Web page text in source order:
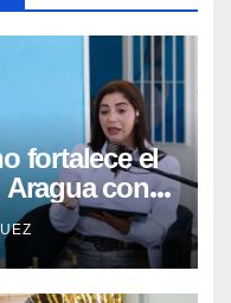
fortalece el
con
CDI La Mora